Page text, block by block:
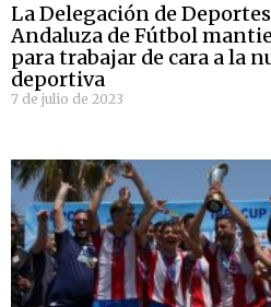
La Delegación de
Andaluza de Fútbol
para trabajar de cara a la
deportiva
7 de julio de 2023